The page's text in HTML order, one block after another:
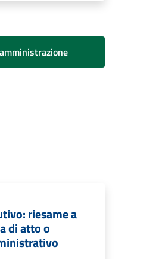
riesame a
di atto o